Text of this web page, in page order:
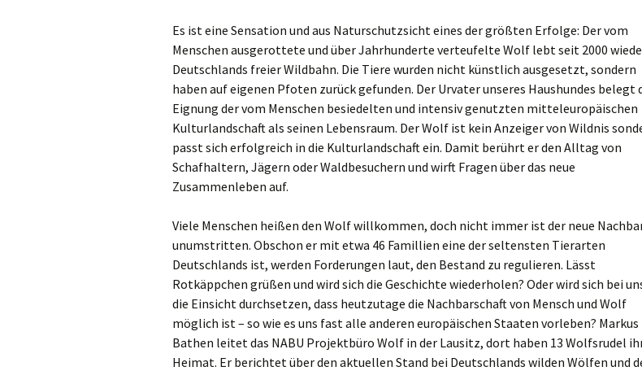
Es ist eine Sensation und aus Naturschutzsicht eines der größten Erfolge: Der vom
Menschen ausgerottete und über Jahrhunderte verteufelte Wolf lebt seit 2000
Deutschlands freier Wildbahn. Die Tiere wurden nicht künstlich ausgesetzt, sondern
haben auf eigenen Pfoten zurück gefunden. Der Urvater unseres Haushundes belegt
Eignung der vom Menschen besiedelten und intensiv genutzten mitteleuropäischen
Kulturlandschaft als seinen Lebensraum. Der Wolf ist kein Anzeiger von Wildnis
passt sich erfolgreich in die Kulturlandschaft ein. Damit berührt er den Alltag von
Schafhaltern, Jägern oder Waldbesuchern und wirft Fragen über das neue
Zusammenleben auf.
Viele Menschen heißen den Wolf willkommen, doch nicht immer ist der neue
unumstritten. Obschon er mit etwa 46 Famillien eine der seltensten Tierarten
Deutschlands ist, werden Forderungen laut, den Bestand zu regulieren. Lässt
Rotkäppchen grüßen und wird sich die Geschichte wiederholen? Oder wird sich bei
die Einsicht durchsetzen, dass heutzutage die Nachbarschaft von Mensch und Wolf
möglich ist – so wie es uns fast alle anderen europäischen Staaten vorleben? Markus
Bathen leitet das NABU Projektbüro Wolf in der Lausitz, dort haben 13 Wolfsrudel
Heimat. Er berichtet über den aktuellen Stand bei Deutschlands wilden Wölfen und